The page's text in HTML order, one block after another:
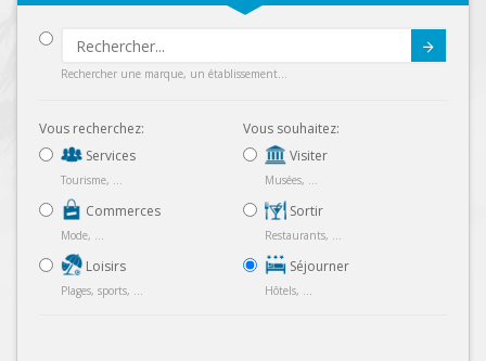
Rechercher une marque, un établissement...
Vous recherchez:
Services
Tourisme, ...
Commerces
Mode, ...
Loisirs
Plages, sports, ...
Vous souhaitez:
Visiter
Musées, ...
Sortir
Restaurants, ...
Séjourner
Hôtels, ...